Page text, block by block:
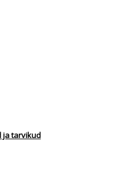
ja tarvikud